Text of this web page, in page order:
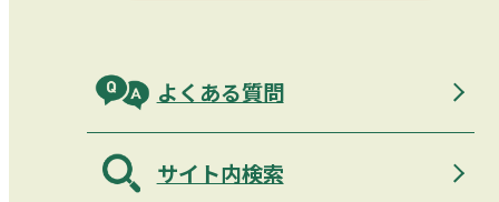
よくある質問
サイト内検索